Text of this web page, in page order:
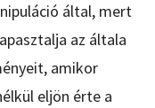
által, mert
az általa
amikor
eljön érte a